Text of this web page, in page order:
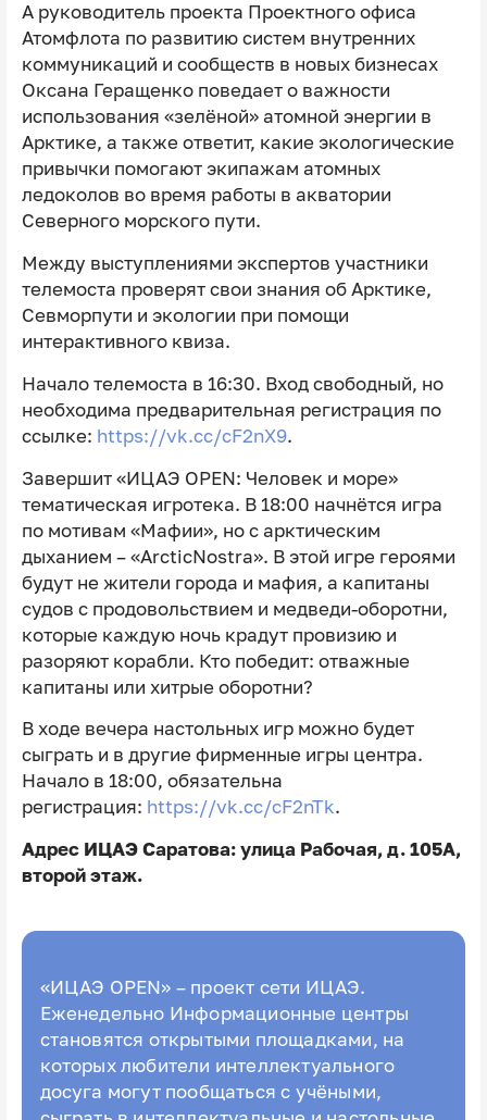
А руководитель проекта Проектного офиса
Атомфлота по развитию систем внутренних
коммуникаций и сообществ в новых бизнесах
Оксана Геращенко поведает о важности
использования «зелёной» атомной энергии в
Арктике, а также ответит, какие экологические
привычки помогают экипажам атомных
ледоколов во время работы в акватории
Северного морского пути.
Между выступлениями экспертов участники
телемоста проверят свои знания об Арктике,
Севморпути и экологии при помощи
интерактивного квиза.
Начало телемоста в 16:30. Вход свободный, но
необходима предварительная регистрация по
ссылке: https://vk.cc/cF2nX9.
Завершит «ИЦАЭ OPEN: Человек и море»
тематическая игротека. В 18:00 начнётся игра
по мотивам «Мафии», но с арктическим
дыханием – «ArcticNostra». В этой игре героями
будут не жители города и мафия, а капитаны
судов с продовольствием и медведи-оборотни,
которые каждую ночь крадут провизию и
разоряют корабли. Кто победит: отважные
капитаны или хитрые оборотни?
В ходе вечера настольных игр можно будет
сыграть и в другие фирменные игры центра.
Начало в 18:00, обязательна
регистрация: https://vk.cc/cF2nTk.
Адрес ИЦАЭ Саратова: улица Рабочая, д. 105А,
второй этаж.
«ИЦАЭ OPEN» – проект сети ИЦАЭ.
Еженедельно Информационные центры
становятся открытыми площадками, на
которых любители интеллектуального
досуга могут пообщаться с учёными,